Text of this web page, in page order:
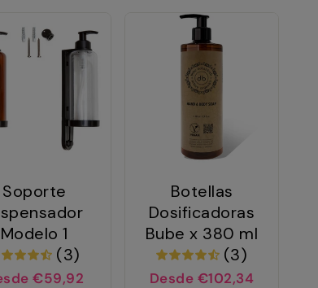
Soporte
Modelo 1
(3)
€59,92
Botellas
Dosificadoras
Bube x 380 ml
(3)
Desde €102,34